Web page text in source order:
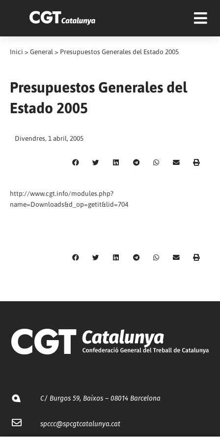
Inici > General > Presupuestos Generales del Estado 2005
Presupuestos Generales del
Estado 2005
Divendres, 1 abril, 2005
http://www.cgt.info/modules.php?
name=Downloads&d_op=getit&lid=704
C/ Burgos 59, Baixos – 08014 Barcelona
spccc@spcgtcatalunya.cat